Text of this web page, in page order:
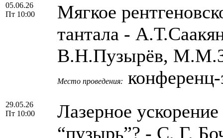
05.06.26
Пт 10:00
Мягкое
тантала -
В.Н.Пузырёв,
Место проведения:
29.05.26
Пт 10:00
Лазерное
“пузырь”? - С. Г.